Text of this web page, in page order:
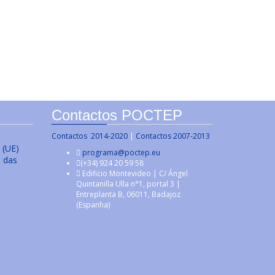
das
Contactos POCTEP
Contactos 2014-2020| Contactos 2007-2013
programa@poctep.eu
(+34) 924 20 59 58
Edificio Montevideo | C/ Ángel
Quintanilla Ulla n°1, portal 3 |
Entreplanta B, 06011, Badajoz
(Espanha)